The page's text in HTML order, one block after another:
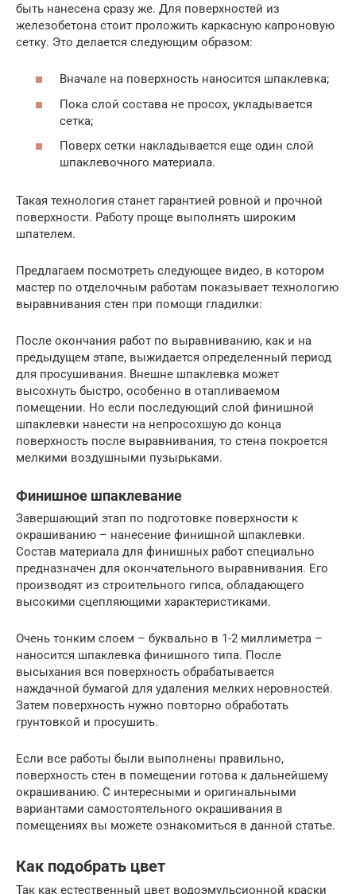
быть нанесена сразу же. Для поверхностей из
железобетона стоит проложить каркасную капроновую
сетку. Это делается следующим образом:
Вначале на поверхность наносится шпаклевка;
Пока слой состава не просох, укладывается
сетка;
Поверх сетки накладывается еще один слой
шпаклевочного материала.
Такая технология станет гарантией ровной и прочной
поверхности. Работу проще выполнять широким
шпателем.
Предлагаем посмотреть следующее видео, в котором
мастер по отделочным работам показывает технологию
выравнивания стен при помощи гладилки:
После окончания работ по выравниванию, как и на
предыдущем этапе, выжидается определенный период
для просушивания. Внешне шпаклевка может
высохнуть быстро, особенно в отапливаемом
помещении. Но если последующий слой финишной
шпаклевки нанести на непросохшую до конца
поверхность после выравнивания, то стена покроется
мелкими воздушными пузырьками.
Финишное шпаклевание
Завершающий этап по подготовке поверхности к
окрашиванию – нанесение финишной шпаклевки.
Состав материала для финишных работ специально
предназначен для окончательного выравнивания. Его
производят из строительного гипса, обладающего
высокими сцепляющими характеристиками.
Очень тонким слоем – буквально в 1-2 миллиметра –
наносится шпаклевка финишного типа. После
высыхания вся поверхность обрабатывается
наждачной бумагой для удаления мелких неровностей.
Затем поверхность нужно повторно обработать
грунтовкой и просушить.
Если все работы были выполнены правильно,
поверхность стен в помещении готова к дальнейшему
окрашиванию. С интересными и оригинальными
вариантами самостоятельного окрашивания в
помещениях вы можете ознакомиться в данной статье.
Как подобрать цвет
Так как естественный цвет водоэмульсионной краски